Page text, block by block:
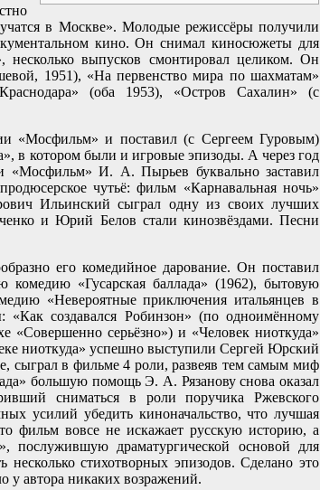
в Москве». Молодые режиссёры получили
кино. Он снимал киносюжеты для
выпусков смонтировал целиком. Он
1951), «На первенство мира по шахматам»
(оба 1953), «Остров Сахалин» (с
«Мосфильм» и поставил (с Сергеем Гуровым)
в котором были и игровые эпизоды. А через год
«Мосфильм» И. А. Пырьев буквально заставил
чутьё: фильм «Карнавальная ночь»
Ильинский сыграл одну из своих лучших
и Юрий Белов стали кинозвёздами. Песни
его комедийное дарование. Он поставил
комедию «Гусарская баллада» (1962), бытовую
«Невероятные приключения итальянцев в
создавался Робинзон» (по одноимённому
«Совершенно серьёзно») и «Человек ниоткуда»
ниоткуда» успешно выступили Сергей Юрский
сыграл в фильме 4 роли, развеяв тем самым миф
большую помощь Э. А. Рязанову снова оказал
сниматься в роли поручика Ржевского
усилий убедить киноначальство, что лучшая
фильм вовсе не искажает русскую историю, а
послужившую драматургической основой для
стихотворных эпизодов. Сделано это
у автора никаких возражений.